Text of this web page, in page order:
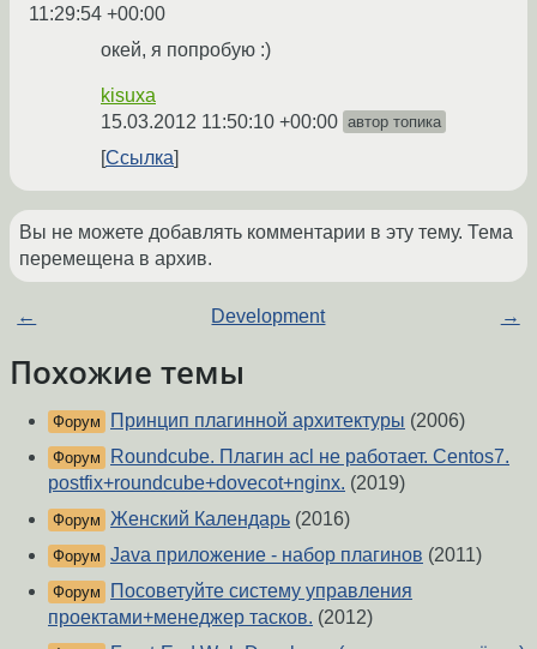
11:29:54 +00:00
окей, я попробую :)
kisuxa
15.03.2012 11:50:10 +00:00 автор топика
Ссылка
Вы не можете добавлять комментарии в эту тему. Тема
перемещена в архив.
← Development →
Похожие темы
Форум Принцип плагинной архитектуры (2006)
Форум
Roundcube. Плагин acl не работает. Centos7.
postfix+roundcube+dovecot+nginx. (2019)
Форум Женский Календарь (2016)
Форум Java приложение - набор плагинов (2011)
Форум
Посоветуйте систему управления
проектами+менеджер тасков. (2012)